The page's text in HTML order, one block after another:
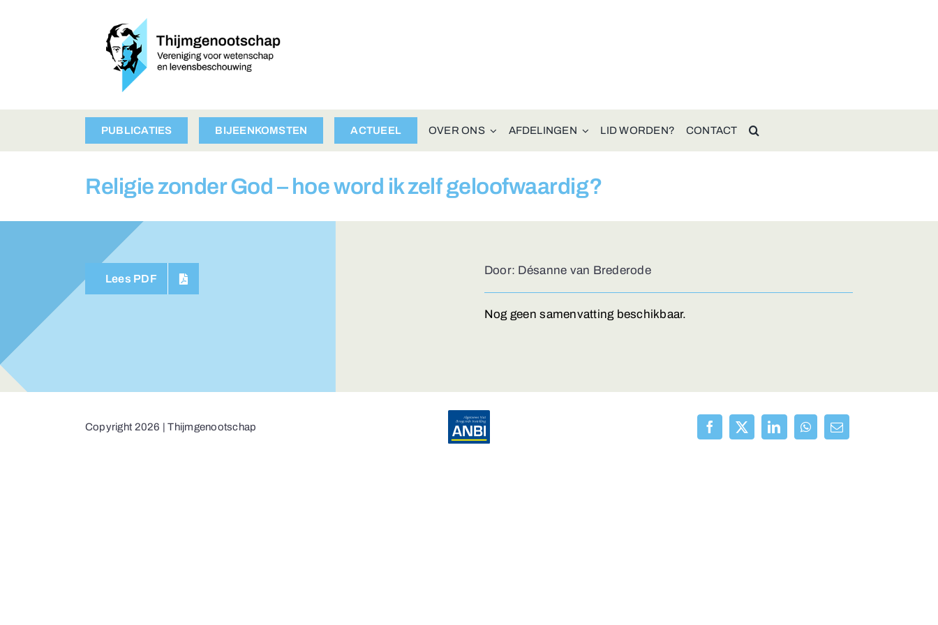
PUBLICATIES BIJEENKOMSTEN ACTUEEL OVER ONS AFDELINGEN LID WORDEN? CONTACT
Religie zonder God – hoe word ik zelf geloofwaardig?
Lees PDF
Door: Désanne van Brederode
Nog geen samenvatting beschikbaar.
Copyright 2026 | Thijmgenootschap